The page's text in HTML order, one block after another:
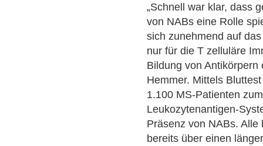
„Schnell war klar, dass
von NABs eine Rolle
sich zunehmend auf
nur für die T zelluläre
Bildung von Antikörpern
Hemmer. Mittels
1.100 MS-Patienten
Leukozytenantigen-
Präsenz von NABs.
bereits über einen